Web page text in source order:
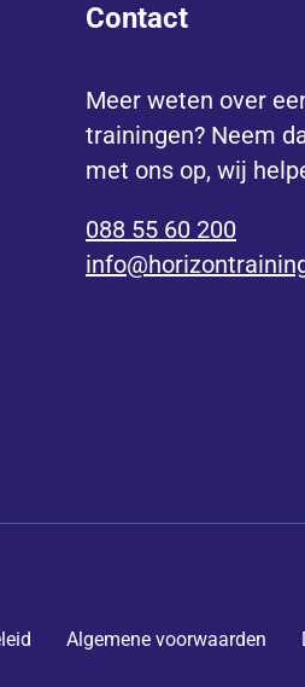
Contact
Meer weten over
trainingen? Neem
met ons op, wij
088 55 60 200
Algemene voorwaarden